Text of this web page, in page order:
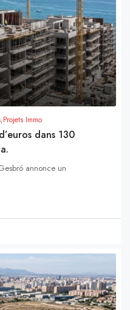
,Projets Immo
dans 130
annonce un